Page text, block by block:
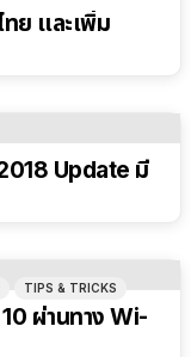
ย และเพิ่ม
Update มี
TIPS & TRICKS
ผ่านทาง Wi-